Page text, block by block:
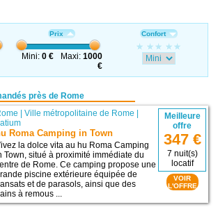
Prix
Mini: 0 € Maxi:1000
€
Confort
près de Rome
|Ville métropolitaine de Rome |
Roma Camping in Town
la dolce vita au hu Roma Camping
Town, situé à proximité immédiate du
de Rome. Ce camping propose une
piscine extérieure équipée de
et de parasols, ainsi que des
à remous ...
Meilleure
offre
347 €
7 nuit(s)
locatif
VOIR
L'OFFRE